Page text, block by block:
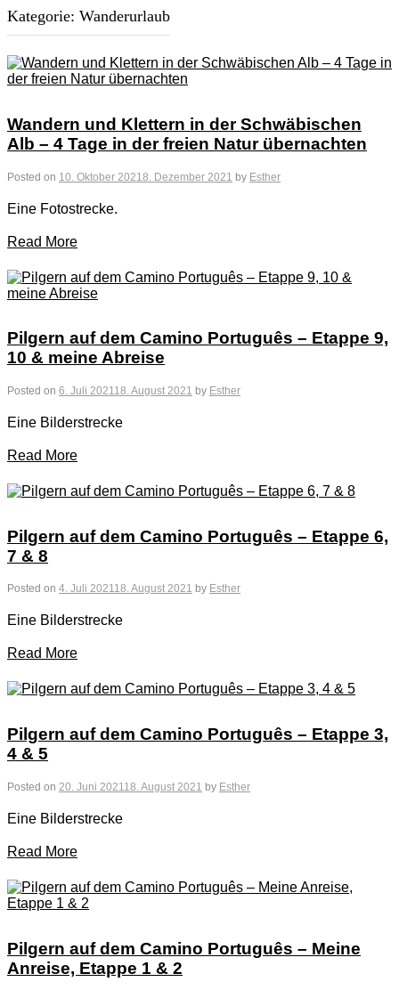
Kategorie: Wanderurlaub
Wandern und Klettern in der Schwäbischen
Alb – 4 Tage in der freien Natur übernachten
Posted on 10. Oktober 2021 8. Dezember 2021 by Esther
Eine Fotostrecke.
Read More
Pilgern auf dem Camino Português – Etappe 9,
10 & meine Abreise
Posted on 6. Juli 202118. August 2021 by Esther
Eine Bilderstrecke
Read More
Pilgern auf dem Camino Português – Etappe 6,
7 & 8
Posted on 4. Juli 202118. August 2021 by Esther
Eine Bilderstrecke
Read More
Pilgern auf dem Camino Português – Etappe 3,
4 & 5
Posted on 20. Juni 202118. August 2021 by Esther
Eine Bilderstrecke
Read More
Pilgern auf dem Camino Português – Meine
Anreise, Etappe 1 & 2